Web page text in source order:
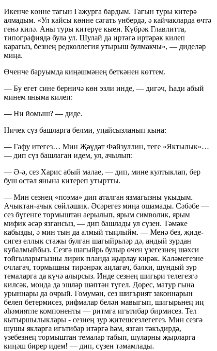
Икенче көнне тагын Гажурга бардым. Тагын туры китерә
алмадым. «Ул кайсы көнне сәгать унбердә, ә кайчакларда өчтә
генә килә. Аны туры китерүе кыен. Күбрәк Главлитта,
типографиядә була ул. Шулай да иртәгә иртәрәк килеп
карагыз, безнең редколлегия утырыш булмакчы», — диделәр
миңа.
Өченче баруымда киңәшмәнең беткәнен көттем.
— Бу егет сине берничә көн эзли инде, — дигәч, Һади абый
минем яныма килеп:
— Ни йомыш? — диде.
Ничек сүз башларга белми, уңайсызланып кына:
— Гафу итегез… Мин Җәүдәт Фәйзуллин, теге «Яктылык»…
— дип сүз башлаган идем, ул, ачылып:
— Ә-ә, сез Харис абый малае, — дип, мине култыклап, бер
буш өстәл янына китереп утыртты.
— Мин сезнең «поэма» дип аталган язмагызны укыдым.
Ачыктан-ачык сөйләшик. Әсәрегез миңа ошамады. Сәбәбе —
сез бүгенге тормыштан аерылып, ярым символик, ярым
мифик әсәр язгансыз, — дип башлады ул сүзен. Тәмәке
кабызды, ә мин тын да алмый тыңлыйм. — Менә без, җиде-
сигез еллык стажы булган шагыйрьләр дә, андый зурдан
кубалмыйбыз. Сезгә шагыйрь булыр өчен үзегезнең шәхси
тойгыларыгызны лирик планда җырлау кирәк. Каләмегезне
очлагач, тормышны тирәнрәк аңлагач, бәлки, шундый зур
темаларга да күчә алырсыз. Инде сезнең шигьри телегезгә
килсәк, монда да эшләр шәптән түгел. Дөрес, матур гына
урыннары да очрый. Гомумән, сез шигърият законнарын
белеп бетермисез, рифмалар белән мавыгып, шигырьнең иң
әһәмиятле компоненты — ритмга игътибар бирмисез. Тел
кытыршылыклары - сезнең зур җитешсезлегегез. Мин сезгә
шушы якларга игътибар итәргә һәм, язган тәкъдирдә,
үзебезнең тормыштан темалар табып, шуларны җырларга
киңәш бирер идем! — дип, сүзен тәмамлады.